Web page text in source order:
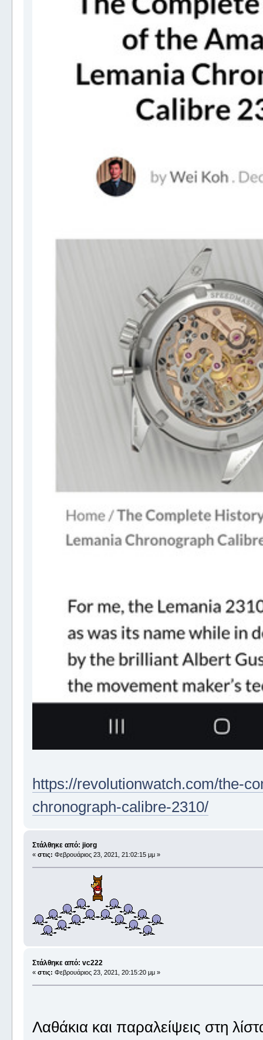
https://revolutionwatch.com/the-
chronograph-calibre-2310/
Στάλθηκε από: jiorg
« στις: Φεβρουάριος 23, 2021, 21:02:15 μμ »
Στάλθηκε από: vc222
« στις: Φεβρουάριος 23, 2021, 20:15:20 μμ »
Λαθάκια και παραλείψεις στη